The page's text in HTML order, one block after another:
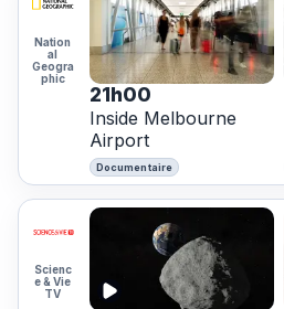
Nation
al
Geogra
phic
21h00
Inside Melbourne
Airport
Documentaire
Scienc
e & Vie
TV